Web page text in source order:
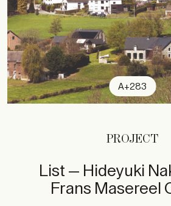
A+283
PROJECT
List — Hideyuki
Frans Masereel